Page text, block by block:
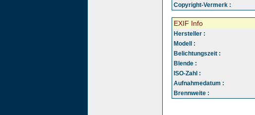
Copyright-Vermerk :
EXIF Info
Hersteller :
Modell :
Belichtungszeit :
Blende :
ISO-Zahl :
Aufnahmedatum :
Brennweite :